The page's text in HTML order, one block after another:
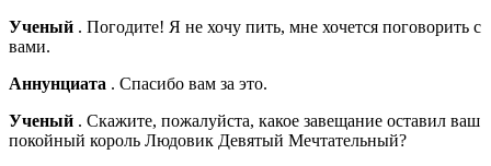
Ученый . Погодите! Я не хочу пить, мне хочется поговорить с
вами.
Аннунциата . Спасибо вам за это.
Ученый . Скажите, пожалуйста, какое завещание оставил ваш
покойный король Людовик Девятый Мечтательный?